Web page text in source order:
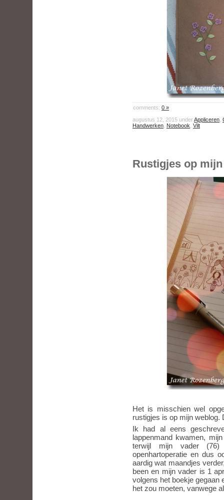
comments: 0 »
augustus 12, 2015 underAppliceren
Handwerken Notebook Vilt
Rustigjes op
Het is misschien wel
rustigjes is op mijn weblog.
Ik had al eens
lappenmand kwamen,
terwijl mijn vader
openhartoperatie en dus
aardig wat maandjes
been en mijn vader is 1
volgens het boekje gegaan
het zou moeten, vanwege